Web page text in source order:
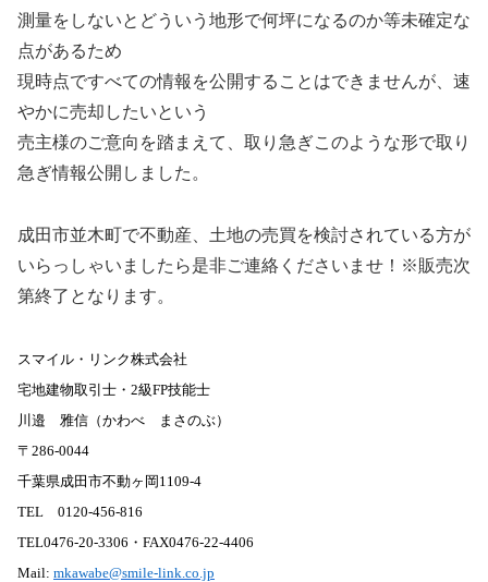
測量をしないとどういう地形で何坪になるのか等未確定な
点があるため
現時点ですべての情報を公開することはできませんが、速
やかに売却したいという
売主様のご意向を踏まえて、取り急ぎこのような形で取り
急ぎ情報公開しました。
成田市並木町で不動産、土地の売買を検討されている方が
いらっしゃいましたら是非ご連絡くださいませ！※販売次
第終了となります。
スマイル・リンク株式会社
宅地建物取引士・ 2級FP技能士
川邉 雅信（かわべ まさのぶ）
〒 286-0044
千葉県成田市不動ヶ岡1109-4
TEL 0120-456-816
TEL0476-20-3306 ・ FAX0476-22-4406
Mail: mkawabe@smile-link.co.jp